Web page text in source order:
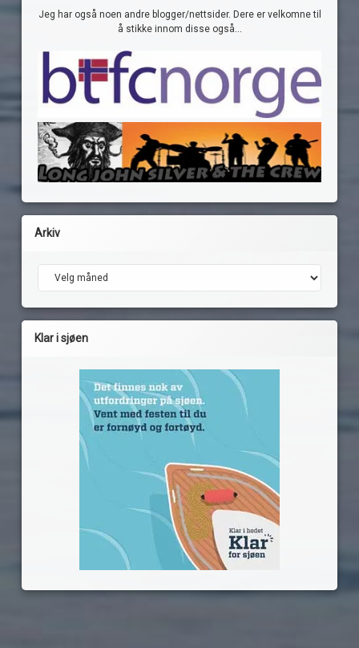
Jeg har også noen andre blogger/nettsider. Dere er velkomne til
å stikke innom disse også...
Arkiv
Arkiv
Klar i sjøen